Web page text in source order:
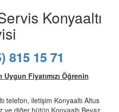
Konyaaltı
815 15 71
Uygun Fiyatımızı Öğrenin
telefon, iletişim Konyaaltı Altus
ve diğer bütün Konyaaltı Beyaz